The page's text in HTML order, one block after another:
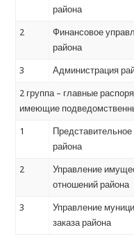
района
2
Финансовое
района
3 Администрация
2 группа – главные
имеющие
1
района
2
Управление
отношений района
3
Управление
заказа района